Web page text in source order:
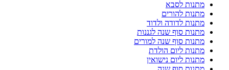
מתנות לסבא
מתנות להורים
מתנות לדודה ולדוד
מתנות סוף שנה לגננות
מתנות סוף שנה למורים
מתנות ליום הולדת
מתנות ליום נישואין